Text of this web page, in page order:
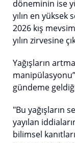
döneminin ise
yılın en yüksek
2026 kış
yılın zirvesine
Yağışların
gündeme
"Bu yağışların
yayılan
bilimsel